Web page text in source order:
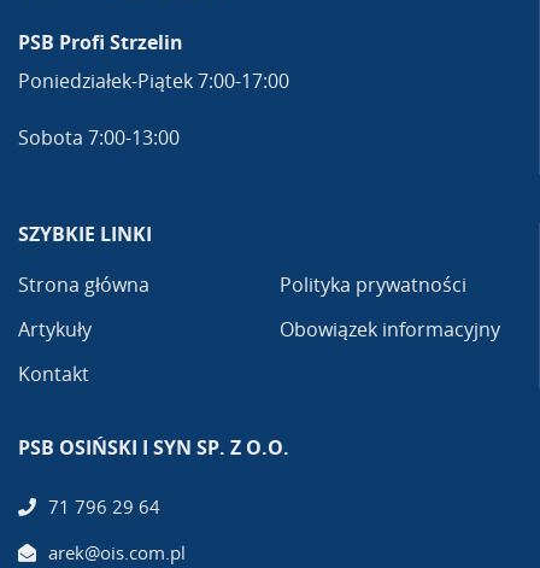
PSB Profi Strzelin
Poniedziałek-Piątek 7:00-17:00
Sobota 7:00-13:00
SZYBKIE LINKI
Strona główna
Artykuły
Kontakt
Polityka prywatności
Obowiązek informacyjny
PSB OSIŃSKI I SYN SP. Z O.O.
71 796 29 64
arek@ois.com.pl